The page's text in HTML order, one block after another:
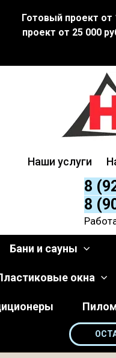
Готовый проект от
проект от 25 000
Наши услуги
8
8
Бани и сауны
окна